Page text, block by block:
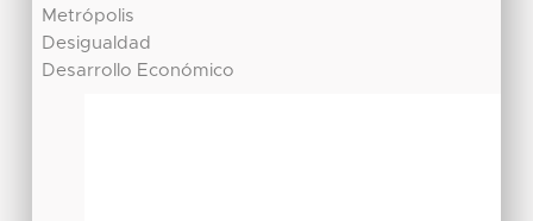
Metrópolis
Desigualdad
Desarrollo Económico